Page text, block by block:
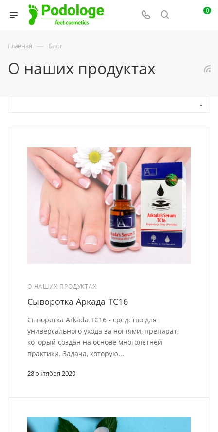
0
Главная — Блог
О наших продуктах
О НАШИХ ПРОДУКТАХ
28 октября 2020
Сыворотка Аркада TC16
Сыворотка Arkada TC16 - средство для
универсального ухода за ногтями, препарат,
который создан на основе многолетней
практики. Задача, которую...